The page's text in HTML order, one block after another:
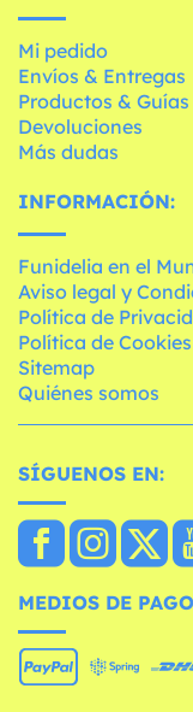
Mi pedido
Envíos & Entregas
Productos &
Devoluciones
Más dudas
INFORMACIÓN:
Funidelia en el
Aviso legal y
Política de
Política de Cookies
Sitemap
Quiénes somos
SÍGUENOS EN:
MEDIOS DE